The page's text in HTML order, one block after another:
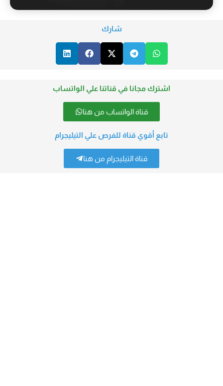
شارك
اشترك مجانا في قناتنا علي الواتساب
قناة الواتساب من هنا
تابع أقوي قناة للفرص علي التيليجرام
قناة التيليجرام من هنا